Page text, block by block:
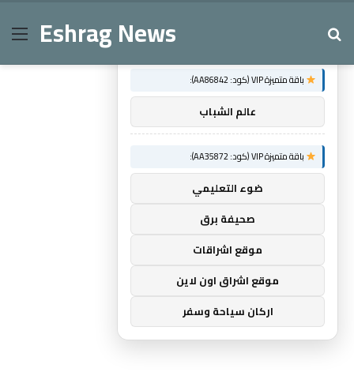
MenuEshrag News
×
باقة متميزة VIP (كود: AA86842):
عالم الشباب
باقة متميزة VIP (كود: AA35872):
ضوء التعليمي
صحيفة برق
موقع اشراقات
موقع اشراق اون لاين
اركان سياحة وسفر